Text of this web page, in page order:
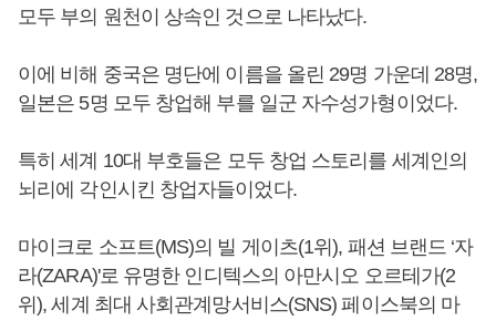
모두 부의 원천이 상속인 것으로 나타났다.
이에 비해 중국은 명단에 이름을 올린 29명 가운데 28명,
일본은 5명 모두 창업해 부를 일군 자수성가형이었다.
특히 세계 10대 부호들은 모두 창업 스토리를 세계인의
뇌리에 각인시킨 창업자들이었다.
마이크로 소프트(MS)의 빌 게이츠(1위), 패션 브랜드 ‘자
라(ZARA)'로 유명한 인디텍스의 아만시오 오르테가(2
위), 세계 최대 사회관계망서비스(SNS) 페이스북의 마